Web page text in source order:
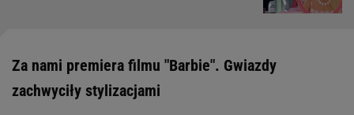
Za nami premiera filmu "Barbie". Gwiazdy
zachwyciły stylizacjami